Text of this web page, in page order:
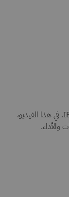
عزِّز مرونة شبكتك باستخدام IBM® NS1 Connect. في هذا الفيديو،